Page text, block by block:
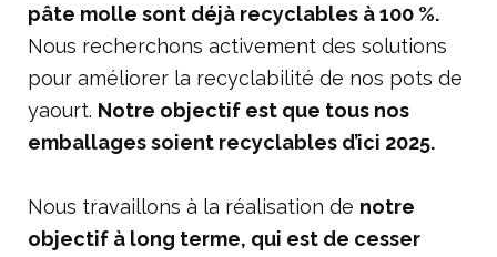
pâte molle sont déjà recyclables à 100 %.
Nous recherchons activement des solutions
pour améliorer la recyclabilité de nos pots de
yaourt. Notre objectif est que tous nos
emballages soient recyclables d’ici 2025.
Nous travaillons à la réalisation de notre
objectif à long terme, qui est de cesser